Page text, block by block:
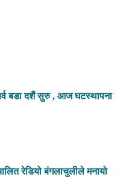
बडा दशैं सुरु , आज घटस्थापना
रेडियो बंगलाचुलीले मनायो